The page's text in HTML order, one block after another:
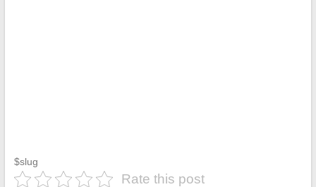
$slug
Rate this post